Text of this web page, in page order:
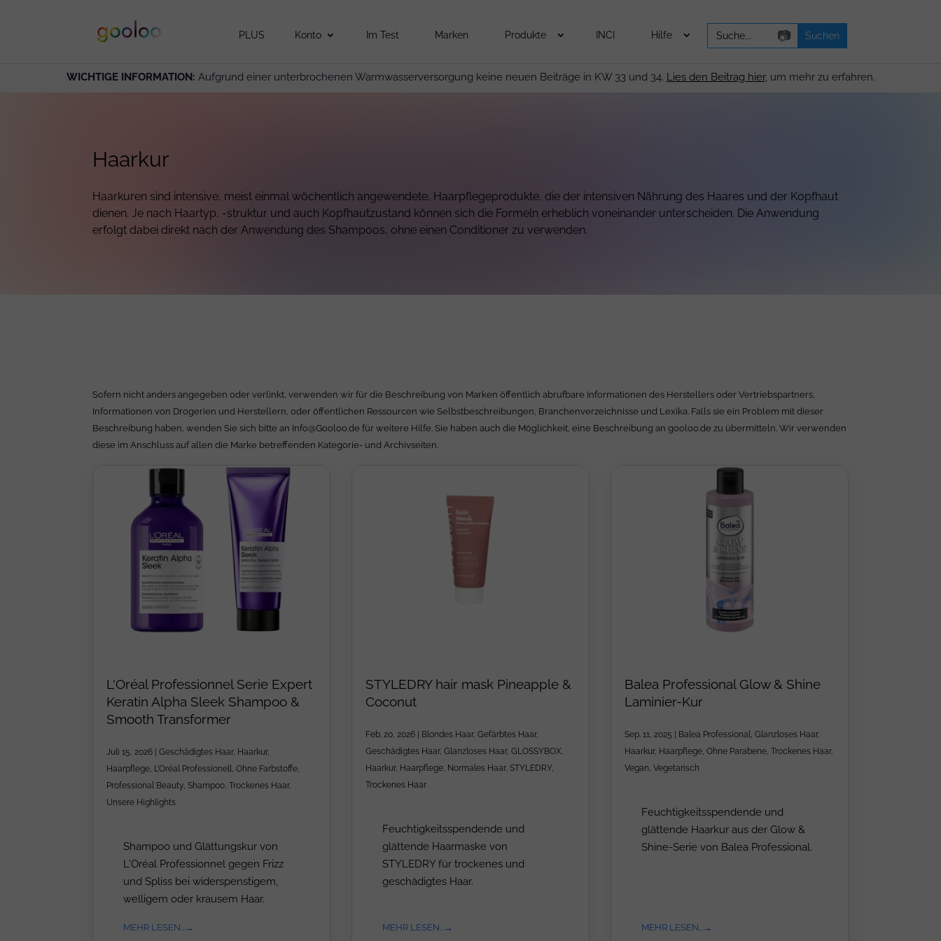
PLUS Konto Im Test Marken Produkte INCI Hilfe
Search
for:
📷
WICHTIGE INFORMATION: Aufgrund einer unterbrochenen Warmwasserversorgung keine neuen Beiträge in KW 33 und 34. Lies den Beitrag hier, um mehr zu erfahren.
Haarkur
Haarkuren sind intensive, meist einmal wöchentlich angewendete, Haarpflegeprodukte, die der intensiven Nährung des Haares und der Kopfhaut
dienen. Je nach Haartyp, -struktur und auch Kopfhautzustand können sich die Formeln erheblich voneinander unterscheiden. Die Anwendung
erfolgt dabei direkt nach der Anwendung des Shampoos, ohne einen Conditioner zu verwenden.
Sofern nicht anders angegeben oder verlinkt, verwenden wir für die Beschreibung von Marken öffentlich abrufbare Informationen des Herstellers oder Vertriebspartners,
Informationen von Drogerien und Herstellern, oder öffentlichen Ressourcen wie Selbstbeschreibungen, Branchenverzeichnisse und Lexika. Falls sie ein Problem mit dieser
Beschreibung haben, wenden Sie sich bitte an Info@Gooloo.de für weitere Hilfe. Sie haben auch die Möglichkeit, eine Beschreibung an gooloo.de zu übermitteln. Wir verwenden
diese im Anschluss auf allen die Marke betreffenden Kategorie- und Archivseiten.
L'Oréal Professionnel Serie Expert
Keratin Alpha Sleek Shampoo &
Smooth Transformer
Juli 15, 2026 | Geschädigtes Haar, Haarkur,
Haarpflege L’Oréal Professionell Ohne Farbstoffe
Professional Beauty Shampoo Trockenes Haar,
Unsere Highlights
Shampoo und Glättungskur von
L'Oréal Professionnel gegen Frizz
und Spliss bei widerspenstigem,
welligem oder krausem Haar.
MEHR LESEN...
STYLEDRY hair mask Pineapple &
Coconut
Feb. 20, 2026 | Blondes Haar, Gefärbtes Haar,
Geschädigtes Haar, Glanzloses Haar, GLOSSYBOX
Haarkur, Haarpflege Normales Haar, STYLEDRY,
Trockenes Haar
Feuchtigkeitsspendende und
glättende Haarmaske von
STYLEDRY für trockenes und
geschädigtes Haar.
MEHR LESEN...
Balea Professional Glow & Shine
Laminier-Kur
Sep. 11, 2025 | Balea Professional Glanzloses Haar,
Haarkur, Haarpflege Ohne Parabene Trockenes Haar,
Vegan Vegetarisch
Feuchtigkeitsspendende und
glättende Haarkur aus der Glow &
Shine-Serie von Balea Professional.
MEHR LESEN...